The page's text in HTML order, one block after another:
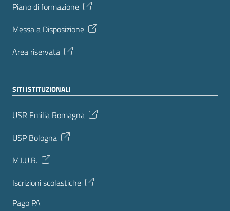
Piano di formazione
Messa a Disposizione
Area riservata
SITI ISTITUZIONALI
USR Emilia Romagna
USP Bologna
M.I.U.R.
Iscrizioni scolastiche
Pago PA